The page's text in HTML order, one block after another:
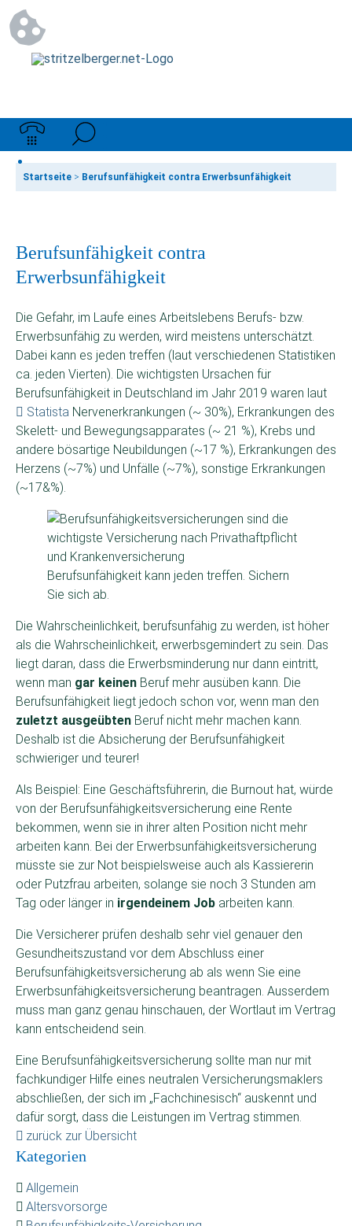
Startseite > Berufsunfähigkeit contra Erwerbsunfähigkeit
Berufsunfähigkeit contra
Erwerbsunfähigkeit
Die Gefahr, im Laufe eines Arbeitslebens Berufs- bzw.
Erwerbsunfähig zu werden, wird meistens unterschätzt.
Dabei kann es jeden treffen (laut verschiedenen Statistiken
ca. jeden Vierten). Die wichtigsten Ursachen für
Berufsunfähigkeit in Deutschland im Jahr 2019 waren laut
Statista Nervenerkrankungen (~ 30%), Erkrankungen des
Skelett- und Bewegungsapparates (~ 21 %), Krebs und
andere bösartige Neubildungen (~17 %), Erkrankungen des
Herzens (~7%) und Unfälle (~7%), sonstige Erkrankungen
(~17&%).
Berufsunfähigkeit kann jeden treffen. Sichern
Sie sich ab.
Die Wahrscheinlichkeit, berufsunfähig zu werden, ist höher
als die Wahrscheinlichkeit, erwerbsgemindert zu sein. Das
liegt daran, dass die Erwerbsminderung nur dann eintritt,
wenn man gar keinen Beruf mehr ausüben kann. Die
Berufsunfähigkeit liegt jedoch schon vor, wenn man den
zuletzt ausgeübten Beruf nicht mehr machen kann.
Deshalb ist die Absicherung der Berufsunfähigkeit
schwieriger und teurer!
Als Beispiel: Eine Geschäftsführerin, die Burnout hat, würde
von der Berufsunfähigkeitsversicherung eine Rente
bekommen, wenn sie in ihrer alten Position nicht mehr
arbeiten kann. Bei der Erwerbsunfähigkeitsversicherung
müsste sie zur Not beispielsweise auch als Kassiererin
oder Putzfrau arbeiten, solange sie noch 3 Stunden am
Tag oder länger in irgendeinem Job arbeiten kann.
Die Versicherer prüfen deshalb sehr viel genauer den
Gesundheitszustand vor dem Abschluss einer
Berufsunfähigkeitsversicherung ab als wenn Sie eine
Erwerbsunfähigkeitsversicherung beantragen. Ausserdem
muss man ganz genau hinschauen, der Wortlaut im Vertrag
kann entscheidend sein.
Eine Berufsunfähigkeitsversicherung sollte man nur mit
fachkundiger Hilfe eines neutralen Versicherungsmaklers
abschließen, der sich im „Fachchinesisch“ auskennt und
dafür sorgt, dass die Leistungen im Vertrag stimmen.
zurück zur Übersicht
Kategorien
Allgemein
Altersvorsorge